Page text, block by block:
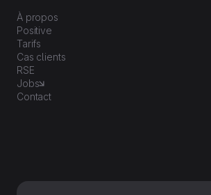
À propos
Positive
Tarifs
Cas clients
RSE
Jobs
Contact